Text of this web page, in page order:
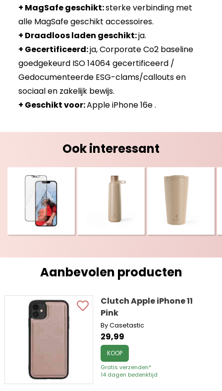
+ MagSafe geschikt:sterke verbinding met
alle MagSafe geschikt accessoires.
+ Draadloos laden geschikt:ja.
+ Gecertificeerd:ja, Corporate Co2 baseline
goedgekeurd ISO 14064 gecertificeerd /
Gedocumenteerde ESG-clams/callouts en
sociaal en zakelijk bewijs.
+ Geschikt voor:Apple iPhone 16e .
Ook interessant
Aanbevolen producten
Clutch Apple iPhone 11
Pink
By Casetastic
29,99
KOOP
Gratis verzenden*
14 dagen bedenktijd